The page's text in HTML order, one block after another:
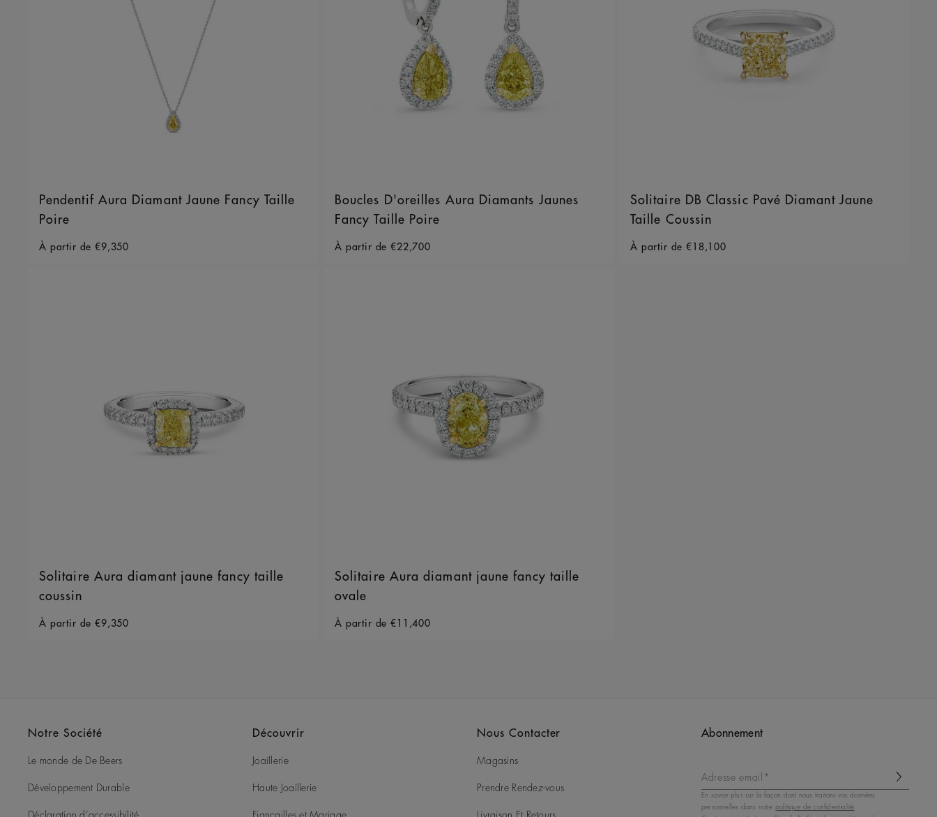
Pendentif Aura Diamant Jaune Fancy Taille
Poire
À partir de €9,350
Boucles D'oreilles Aura Diamants Jaunes
Fancy Taille Poire
À partir de €22,700
Solitaire DB Classic Pavé Diamant Jaune
Taille Coussin
À partir de €18,100
Solitaire Aura diamant jaune fancy taille
coussin
À partir de €9,350
Solitaire Aura diamant jaune fancy taille
ovale
À partir de €11,400
Notre Société
Le monde de De Beers
Développement Durable
Déclaration d’accessibilité
Découvrir
Joaillerie
Haute Joaillerie
Fiançailles et Mariage
Nous Contacter
Magasins
Prendre Rendez-vous
Livraison Et Retours
Abonnement
Adresse email*
En savoir plus sur la façon dont nous traitons vos données
personnelles dans notre politique de confidentialité.